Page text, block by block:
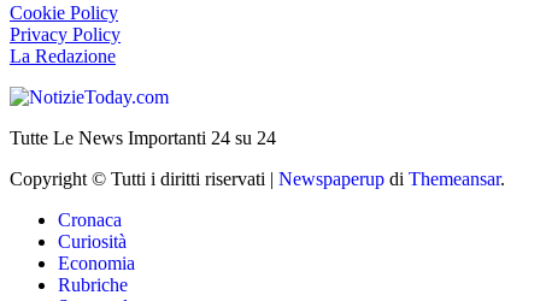
Cookie Policy
Privacy Policy
La Redazione
Tutte Le News Importanti 24 su 24
Copyright © Tutti i diritti riservati | Newspaperup di Themeansar.
Cronaca
Curiosità
Economia
Rubriche